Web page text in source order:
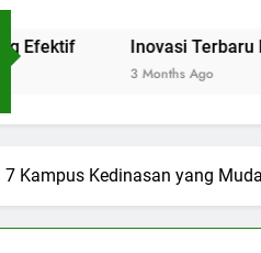
Inovasi Terbaru Blended
7 Kampus Kedinasan yang